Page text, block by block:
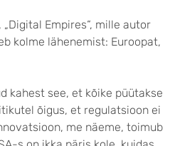
Empires“, mille autor
kolme lähenemist: Euroopat,
kahest see, et kõike püütakse
õigus, et regulatsioon ei
me näeme, toimub